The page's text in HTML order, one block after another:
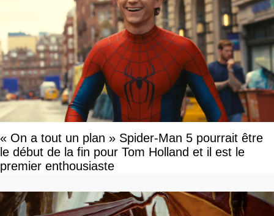
« On a tout un plan » Spider-Man 5 pourrait être
le début de la fin pour Tom Holland et il est le
premier enthousiaste